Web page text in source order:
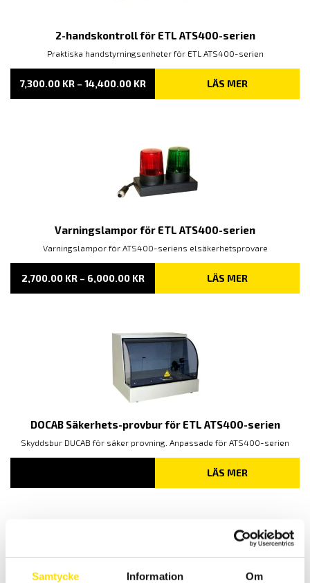
Samtycke Information Om
2-handskontroll för ETL ATS400-serien
Praktiska handstyrningsenheter för ETL ATS400-serien
7,300.00 KR – 14,400.00 KRPRISINTERVALL:
TILL
LÄS MER
Varningslampor för ETL ATS400-serien
Varningslampor för ATS400-seriens elsäkerhetsprovare
2,700.00 KR – 6,000.00 KRPRISINTERVALL:
TILL
LÄS MER
DOCAB Säkerhets-provbur för ETL ATS400-serien
Skyddsbur DUCAB för säker provning. Anpassade för ATS400-serien
LÄS MER